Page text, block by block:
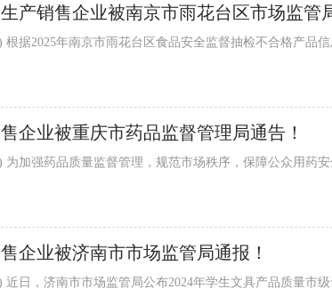
企业被重庆市药品监督管理局通告！
企业被济南市市场监管局通报！